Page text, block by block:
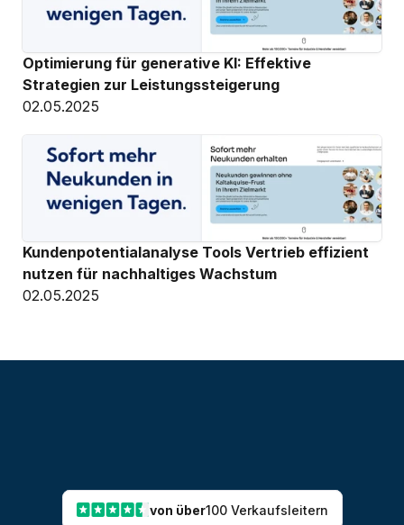
Optimierung für generative KI: Effektive
Strategien zur Leistungssteigerung
02.05.2025
Kundenpotentialanalyse Tools Vertrieb effizient
nutzen für nachhaltiges Wachstum
02.05.2025
von über100 Verkaufsleitern